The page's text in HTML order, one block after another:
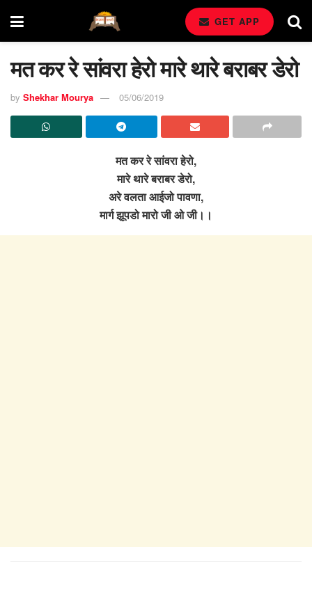
GET APP
मत कर रे सांवरा हेरो मारे थारे बराबर डेरो
by Shekhar Mourya 05/06/2019
मत कर रे सांवरा हेरो,
मारे थारे बराबर डेरो,
अरे वलता आईजो पावणा,
मार्ग झूपडो मारो जी ओ जी।।